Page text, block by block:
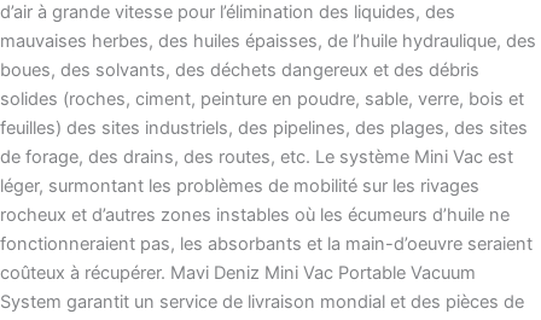
d’air à grande vitesse pour l’élimination des liquides, des
mauvaises herbes, des huiles épaisses, de l’huile hydraulique, des
boues, des solvants, des déchets dangereux et des débris
solides (roches, ciment, peinture en poudre, sable, verre, bois et
feuilles) des sites industriels, des pipelines, des plages, des sites
de forage, des drains, des routes, etc. Le système Mini Vac est
léger, surmontant les problèmes de mobilité sur les rivages
rocheux et d’autres zones instables où les écumeurs d’huile ne
fonctionneraient pas, les absorbants et la main-d’oeuvre seraient
coûteux à récupérer. Mavi Deniz Mini Vac Portable Vacuum
System garantit un service de livraison mondial et des pièces de